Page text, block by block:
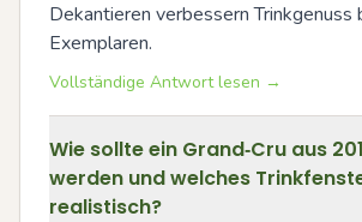
Dekantieren verbessern Trinkgenuss
Exemplaren.
Vollständige Antwort lesen →
Wie sollte ein Grand‑Cru aus
werden und welches
realistisch?